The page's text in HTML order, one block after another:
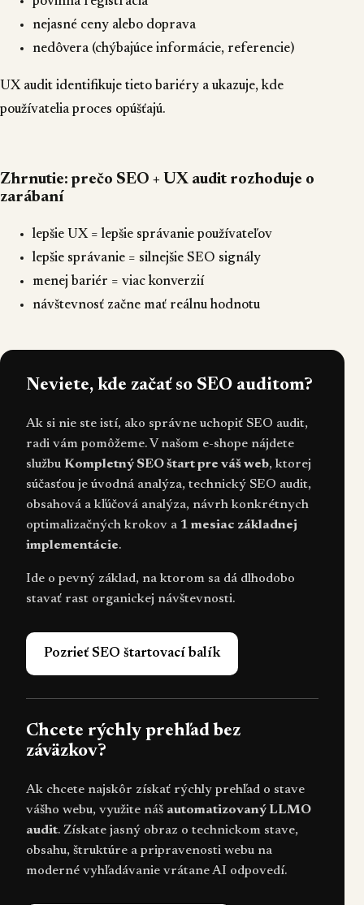
nejasné ceny alebo doprava
nedôvera (chýbajúce informácie, referencie)
UX audit identifikuje tieto bariéry a ukazuje, kde
používatelia proces opúšťajú.
Zhrnutie: prečo SEO + UX audit rozhoduje o
zarábaní
lepšie UX = lepšie správanie používateľov
lepšie správanie = silnejšie SEO signály
menej bariér = viac konverzií
návštevnosť začne mať reálnu hodnotu
Neviete, kde začať so SEO auditom?
Ak si nie ste istí, ako správne uchopiť SEO audit,
radi vám pomôžeme. V našom e-shope nájdete
službu Kompletný SEO štart pre váš web, ktorej
súčasťou je úvodná analýza, technický SEO audit,
obsahová a kľúčová analýza, návrh konkrétnych
optimalizačných krokov a 1 mesiac základnej
implementácie.
Ide o pevný základ, na ktorom sa dá dlhodobo
stavať rast organickej návštevnosti.
Pozrieť SEO štartovací balík
Chcete rýchly prehľad bez
záväzkov?
Ak chcete najskôr získať rýchly prehľad o stave
vášho webu, využite náš automatizovaný LLMO
audit. Získate jasný obraz o technickom stave,
obsahu, štruktúre a pripravenosti webu na
moderné vyhľadávanie vrátane AI odpovedí.